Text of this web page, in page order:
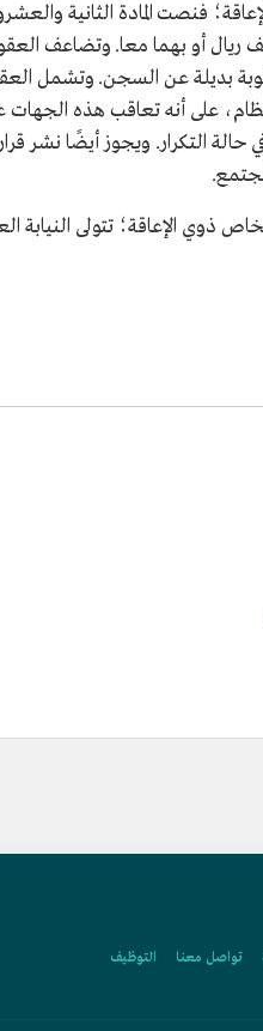
فنصت المادة الثانية
لا تزيد على سنتين، أو بغرامة لا تزيد على 500 ألف ريال
بديلة عن السجن. وتشمل
على أنه تعاقب هذه الجهات
العقوبة في حالة التكرار. ويجوز أيضًا
الإعاقة؛ تتولى النيابة
تواصل معنا التوظيف